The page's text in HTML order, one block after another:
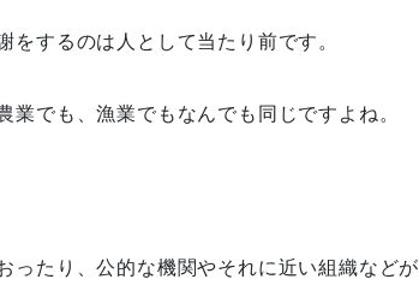
するのは人として当たり前です。
でも、漁業でもなんでも同じですよね。
ったり、公的な機関やそれに近い組織などが